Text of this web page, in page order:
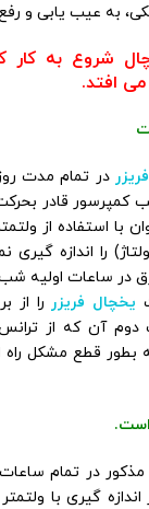
به عیب یابی و
شروع به
افتد.
در تمام مدت
کمپرسور قادر
با استفاده از
را اندازه گیری
ساعات اولیه شب
یخچال فریزر را از
دوم آن که از
بطور قطع مشکل راه
در تمام
اندازه گیری با